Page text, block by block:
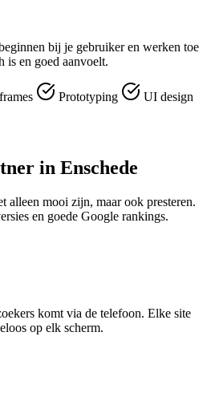
bij je gebruiker en werken toe
is en goed aanvoelt.
Prototyping
UI design
in Enschede
alleen mooi zijn, maar ook presteren.
en goede Google rankings.
komt via de telefoon. Elke site
op elk scherm.